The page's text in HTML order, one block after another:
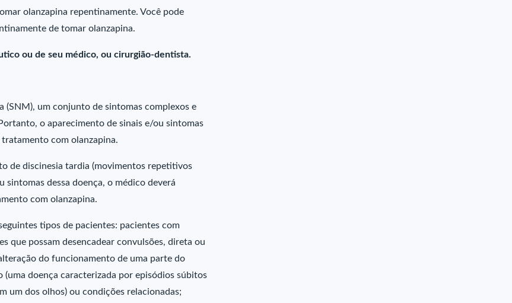
olanzapina repentinamente. Você pode
de tomar olanzapina.
ou de seu médico, ou cirurgião-dentista.
um conjunto de sintomas complexos e
o aparecimento de sinais e/ou sintomas
com olanzapina.
de discinesia tardia (movimentos repetitivos
sintomas dessa doença, o médico deverá
com olanzapina.
tipos de pacientes: pacientes com
que possam desencadear convulsões, direta ou
do funcionamento de uma parte do
doença caracterizada por episódios súbitos
um dos olhos) ou condições relacionadas;